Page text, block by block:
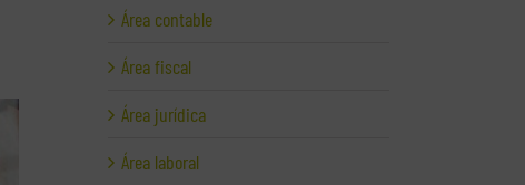
Área contable
Área fiscal
Área jurídica
Área laboral